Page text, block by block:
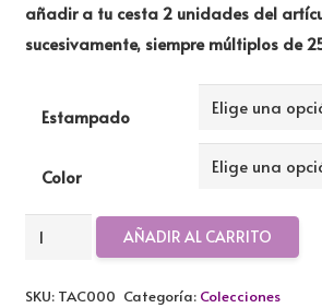
añadir a tu cesta 2 unidades del
sucesivamente, siempre múltiplos de
Estampado
Color
Tela
algodón
AÑADIR AL CARRITO
SKU: TAC000 Categoría: Colecciones